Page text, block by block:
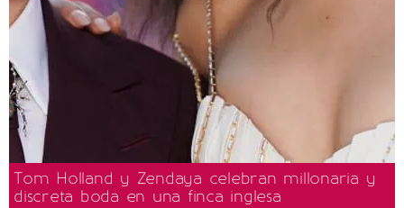
Tom Holland y Zendaya celebran millonaria y
discreta boda en una finca inglesa